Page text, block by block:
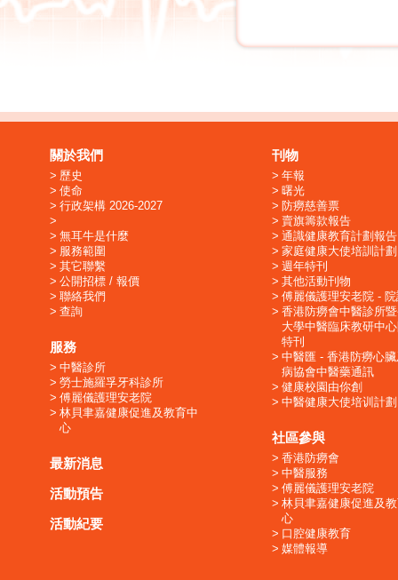
關於我們
歷史
使命
行政架構 2026-2027
無耳牛是什麼
服務範圍
其它聯繫
公開招標 / 報價
聯絡我們
查詢
服務
中醫診所
勞士施羅孚牙科診所
傅麗儀護理安老院
林貝聿嘉健康促進及教育中
心
最新消息
活動預告
活動紀要
刊物
年報
曙光
防癆慈善票
賣旗籌款報告
通識健康教育計劃報告
家庭健康大使培訓計劃
週年特刊
其他活動刊物
傅麗儀護理安老院 -
香港防癆會中醫診所
大學中醫臨床教研中
特刊
中醫匯 - 香港防癆心
病協會中醫藥通訊
健康校園由你創
中醫健康大使培训計劃
社區參與
香港防癆會
中醫服務
傅麗儀護理安老院
林貝聿嘉健康促進及
心
口腔健康教育
媒體報導